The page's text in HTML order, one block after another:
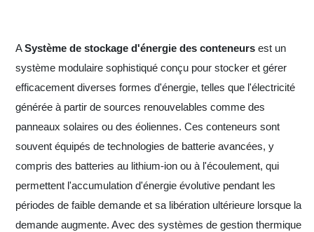
ASystème de stockage d'énergie des conteneurs est un
système modulaire sophistiqué conçu pour stocker et gérer
efficacement diverses formes d'énergie, telles que l'électricité
générée à partir de sources renouvelables comme des
panneaux solaires ou des éoliennes. Ces conteneurs sont
souvent équipés de technologies de batterie avancées, y
compris des batteries au lithium-ion ou à l'écoulement, qui
permettent l'accumulation d'énergie évolutive pendant les
périodes de faible demande et sa libération ultérieure lorsque la
demande augmente. Avec des systèmes de gestion thermique